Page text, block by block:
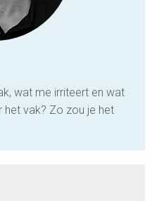
wat me irriteert en wat
het vak? Zo zou je het